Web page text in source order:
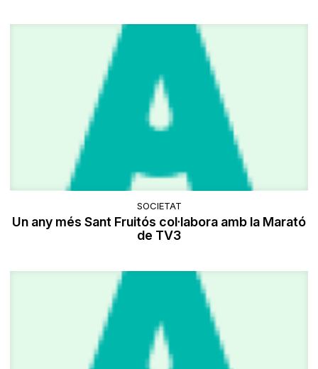
SOCIETAT
Un any més Sant Fruitós col·labora amb la Marató
de TV3